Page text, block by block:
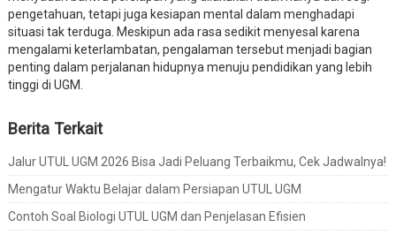
pengetahuan, tetapi juga kesiapan mental dalam menghadapi
situasi tak terduga. Meskipun ada rasa sedikit menyesal karena
mengalami keterlambatan, pengalaman tersebut menjadi bagian
penting dalam perjalanan hidupnya menuju pendidikan yang lebih
tinggi di UGM.
Berita Terkait
Jalur UTUL UGM 2026 Bisa Jadi Peluang Terbaikmu, Cek Jadwalnya!
Mengatur Waktu Belajar dalam Persiapan UTUL UGM
Contoh Soal Biologi UTUL UGM dan Penjelasan Efisien